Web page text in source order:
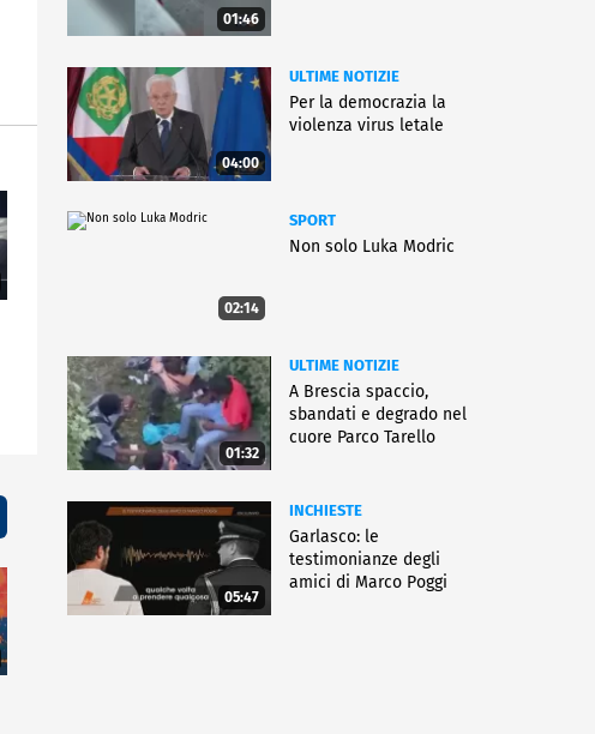
01:46
04:00
ULTIME NOTIZIE
Per la democrazia la
violenza virus letale
02:14
SPORT
Non solo Luka Modric
01:32
ULTIME NOTIZIE
A Brescia spaccio,
sbandati e degrado nel
cuore Parco Tarello
05:47
INCHIESTE
Garlasco: le
testimonianze degli
amici di Marco Poggi